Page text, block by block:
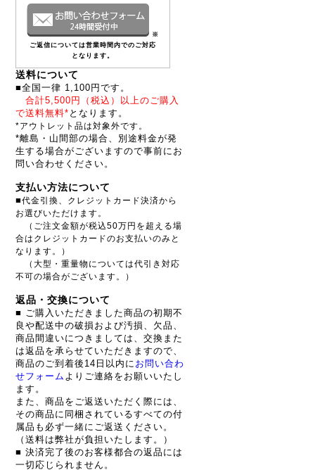
※
ご返信については営業時間内でのご対応
となります。
送料について
■全国一律 1,100円です。
合計5,500円（税込）以上のご購入
で送料無料* となります。
*アウトレット品は対象外です。
*離島・山間部の場合、別途料金が発
生する場合がございますので事前にお
問い合わせください。
支払い方法について
■代金引換、クレジットカード決済から
お選びいただけます。
（ご注文金額が税込50万円を超える場
合はクレジットカードのお支払いのみと
なります。）
（大型・重量物については代引き対応
不可の場合がございます。）
返品・交換について
■ ご購入いただきました商品の初期不
良や配送中の破損および汚損、欠品、
商品間違いにつきましては、交換また
は返品を承らせていただきますので、
商品のご到着後14日以内に お問い合わ
せフォーム よりご連絡をお願いいたし
ます。
また、商品をご返送いただく際には、
その商品に同梱されているすべての付
属品も必ず一緒にご返送ください。
（送料は弊社が負担いたします。）
■ 決済完了後のお客様都合の返品には
一切応じられません。